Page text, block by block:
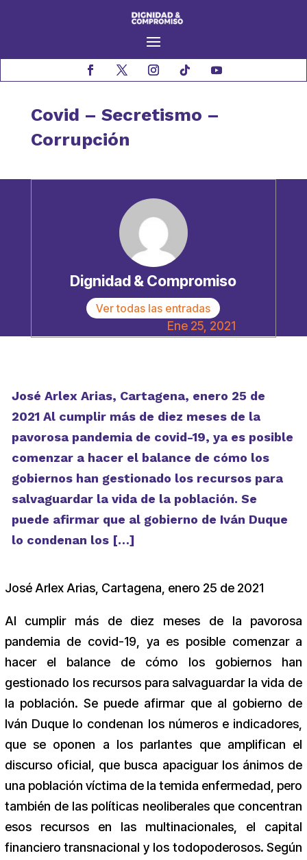
Covid – Secretismo –
Corrupción
Dignidad & Compromiso
Ver todas las entradas
Ene 25, 2021
José Arlex Arias, Cartagena, enero 25 de
2021 Al cumplir más de diez meses de la
pavorosa pandemia de covid-19, ya es posible
comenzar a hacer el balance de cómo los
gobiernos han gestionado los recursos para
salvaguardar la vida de la población. Se
puede afirmar que al gobierno de Iván Duque
lo condenan los […]
José Arlex Arias, Cartagena, enero 25 de 2021
Al cumplir más de diez meses de la pavorosa
pandemia de covid-19, ya es posible comenzar a
hacer el balance de cómo los gobiernos han
gestionado los recursos para salvaguardar la vida de
la población. Se puede afirmar que al gobierno de
Iván Duque lo condenan los números e indicadores,
que se oponen a los parlantes que amplifican el
discurso oficial, que busca apaciguar los ánimos de
una población víctima de la temida enfermedad, pero
también de las políticas neoliberales que concentran
esos recursos en las multinacionales, el capital
financiero transnacional y los todopoderosos. Según